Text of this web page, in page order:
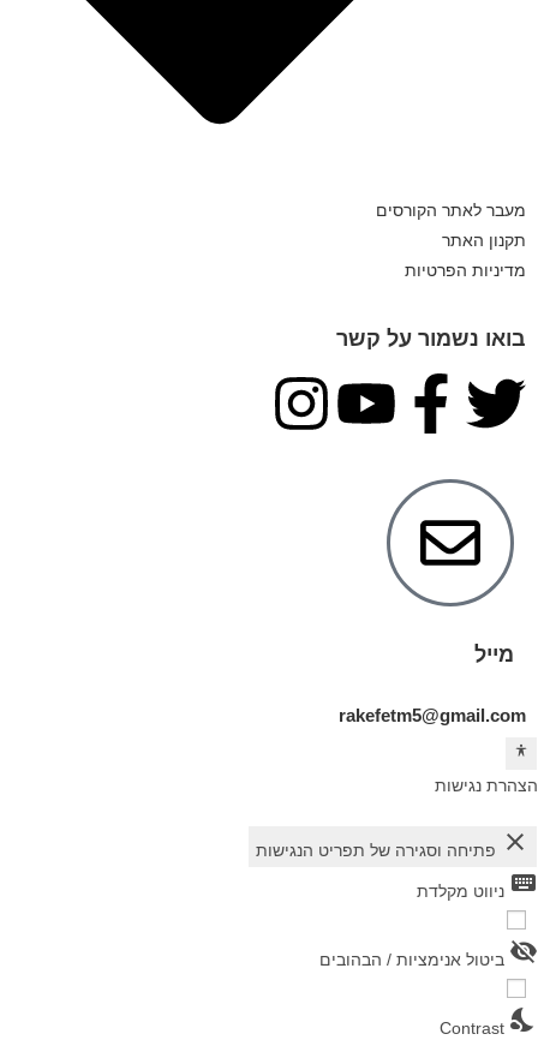
מעבר לאתר הקורסים
תקנון האתר
מדיניות הפרטיות
בואו נשמור על קשר
מייל
rakefetm5@gmail.com
הצהרת נגישות
close פתיחה וסגירה של תפריט הנגישות
keyboard ניווט מקלדת
visibility_off ביטול אנימציות / הבהובים
nights_stay
Contrast